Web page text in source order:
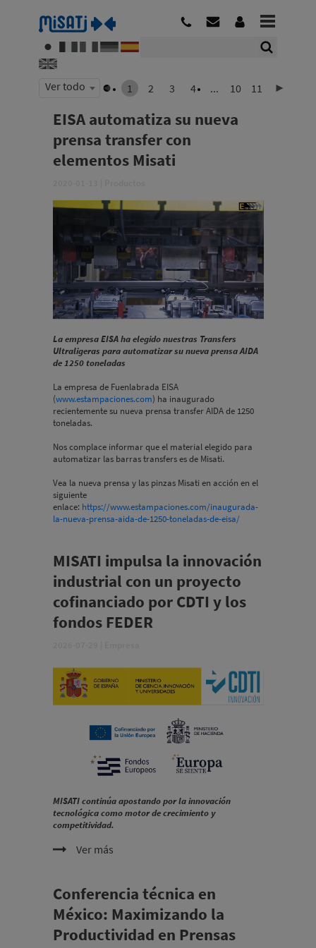
Ver todo 1 2 3 4 ... 10 11
EISA automatiza su nueva
prensa transfer con
elementos Misati
La empresa EISA ha elegido nuestras Transfers
Ultraligeras para automatizar su nueva prensa AIDA
de 1250 toneladas
La empresa de Fuenlabrada EISA
(www.estampaciones.com) ha inaugurado
recientemente su nueva prensa transfer AIDA de 1250
toneladas.
Nos complace informar que el material elegido para
automatizar las barras transfers es de Misati.
Vea la nueva prensa y las pinzas Misati en acción en el
siguiente
enlace: https://www.estampaciones.com/inaugurada-
la-nueva-prensa-aida-de-1250-toneladas-de-eisa/
MISATI impulsa la innovación
industrial con un proyecto
cofinanciado por CDTI y los
fondos FEDER
MISATI continúa apostando por la innovación
tecnológica como motor de crecimiento y
competitividad.
Ver más
Conferencia técnica en
México: Maximizando la
Productividad en Prensas